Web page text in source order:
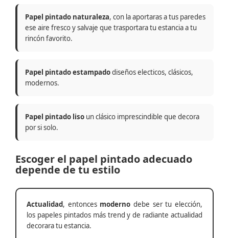
Papel pintado naturaleza, con la aportaras a tus paredes
ese aire fresco y salvaje que trasportara tu estancia a tu
rincón favorito.
Papel pintado estampadodiseños electicos, clásicos,
modernos.
Papel pintado liso un clásico imprescindible que decora
por si solo.
Escoger el papel pintado adecuado
depende de tu estilo
Actualidad, entonces moderno debe ser tu elección,
los papeles pintados más trend y de radiante actualidad
decorara tu estancia.